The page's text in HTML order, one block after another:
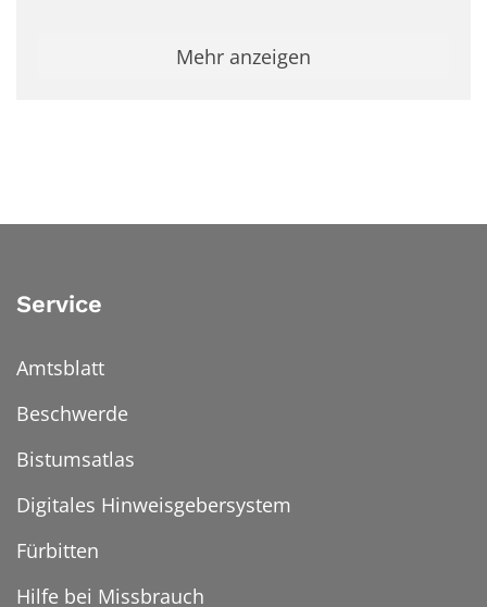
Mehr anzeigen
Service
Amtsblatt
Beschwerde
Bistumsatlas
Digitales Hinweisgebersystem
Fürbitten
Hilfe bei Missbrauch